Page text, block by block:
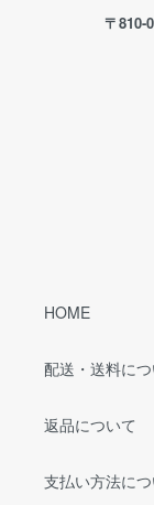
〒810-
HOME
配送・送料に
返品について
支払い方法に